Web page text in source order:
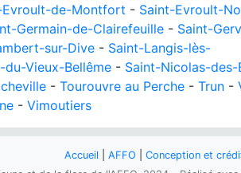
Evroult-de-Montfort - Saint-Evroult-
Germain-de-Clairefeuille - Saint-
sur-Dive - Saint-Langis-lès-
Vieux-Bellême - Saint-Nicolas-des-
- Tourouvre au Perche - Trun -
- Vimoutiers
Accueil AFFO Conception et